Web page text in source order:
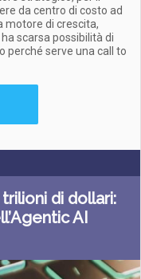
da centro di costo ad
motore di crescita,
scarsa possibilità di
perché serve una call to
di dollari:
AI